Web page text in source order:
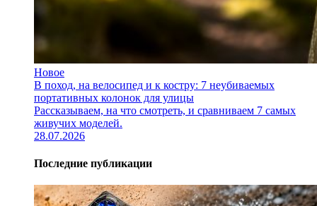
Новое
В поход, на велосипед и к костру: 7 неубиваемых
портативных колонок для улицы
Рассказываем, на что смотреть, и сравниваем 7 самых
живучих моделей.
28.07.2026
Последние публикации